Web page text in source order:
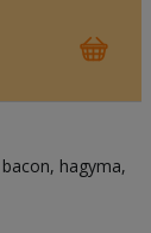
bacon hagyma